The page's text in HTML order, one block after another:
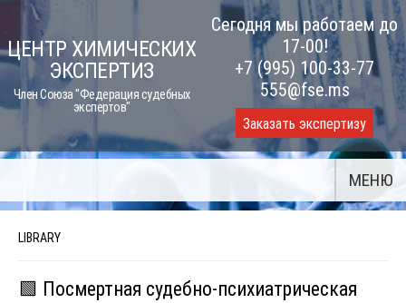
Skip
content
ЦЕНТР ХИМИЧЕСКИХ
ЭКСПЕРТИЗ
Член Союза "Федерация судебных
экспертов"
Сегодня мы работаем до
17-00!
+7 (995) 100-33-77
555@fse.ms
Заказать экспертизу
МЕНЮ
LIBRARY
🟩 Посмертная судебно-психиатрическая